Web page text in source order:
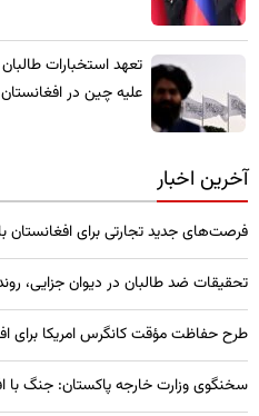
تعهد استخبارات
علیه چین در افغانستان
آخرین اخبار
فرصت‌های جدید تجارتی برای افغانستان
تحقیقات ضد طالبان در دیوان جزایی،
طرح حفاظت مؤقت کانگرس امریکا برای
سخنگوی وزارت خارجه پاکستان: جنگ